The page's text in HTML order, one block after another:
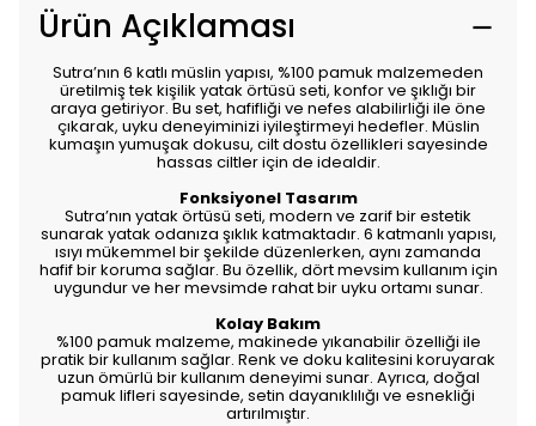
Ürün Açıklaması
Sutra’nın 6 katlı müslin yapısı, %100 pamuk malzemeden
üretilmiş tek kişilik yatak örtüsü seti, konfor ve şıklığı bir
araya getiriyor. Bu set, hafifliği ve nefes alabilirliği ile öne
çıkarak, uyku deneyiminizi iyileştirmeyi hedefler. Müslin
kumaşın yumuşak dokusu, cilt dostu özellikleri sayesinde
hassas ciltler için de idealdir.
Fonksiyonel Tasarım
Sutra’nın yatak örtüsü seti, modern ve zarif bir estetik
sunarak yatak odanıza şıklık katmaktadır. 6 katmanlı yapısı,
ısıyı mükemmel bir şekilde düzenlerken, aynı zamanda
hafif bir koruma sağlar. Bu özellik, dört mevsim kullanım için
uygundur ve her mevsimde rahat bir uyku ortamı sunar.
Kolay Bakım
%100 pamuk malzeme, makinede yıkanabilir özelliği ile
pratik bir kullanım sağlar. Renk ve doku kalitesini koruyarak
uzun ömürlü bir kullanım deneyimi sunar. Ayrıca, doğal
pamuk lifleri sayesinde, setin dayanıklılığı ve esnekliği
artırılmıştır.